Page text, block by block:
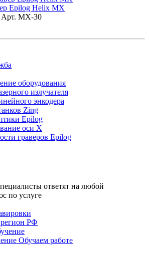
Epilog Helix MX
Арт. MX-30
оборудования
излучателя
энкодера
Zing
Epilog
оси X
граверов Epilog
ответят на любой
по услуге
Обучаем работе